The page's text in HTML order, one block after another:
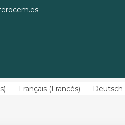
) Français(Francés) Deutsch